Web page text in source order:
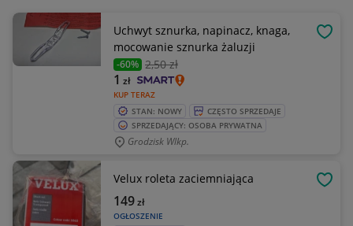
Uchwyt sznurka, napinacz, knaga,
mocowanie sznurka żaluzji
-60% 2,50 zł
KUP TERAZ
1 zł
STAN: NOWY
CZĘSTO SPRZEDAJE
SPRZEDAJĄCY: OSOBA PRYWATNA
Grodzisk Wlkp.
Velux roleta zaciemniająca
OGŁOSZENIE
149zł